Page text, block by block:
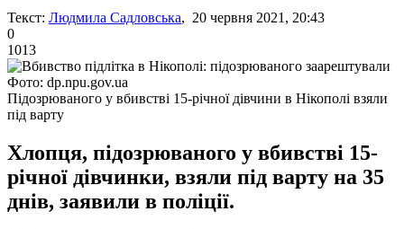
Текст: Людмила Садловська, 20 червня 2021, 20:43
0
1013
Фото: dp.npu.gov.ua
Підозрюваного у вбивстві 15-річної дівчини в Нікополі взяли
під варту
Хлопця, підозрюваного у вбивстві 15-
річної дівчинки, взяли під варту на 35
днів, заявили в поліції.